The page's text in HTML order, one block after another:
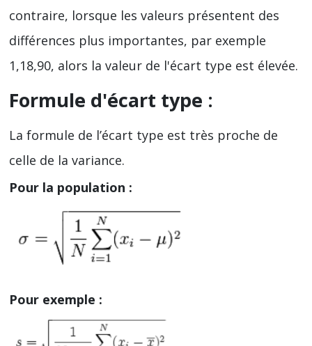
contraire, lorsque les valeurs présentent des
différences plus importantes, par exemple
1,18,90, alors la valeur de l'écart type est élevée.
Formule d'écart type :
La formule de l’écart type est très proche de
celle de la variance.
Pour la population :
Pour exemple :